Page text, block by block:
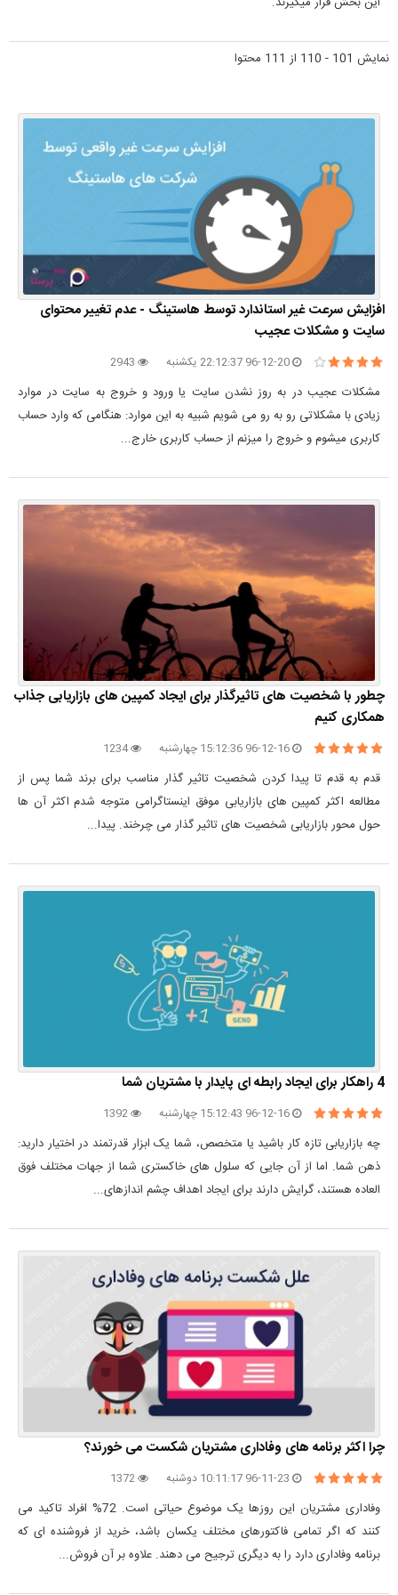
نمایش 101 - 110 از 111 محتوا
افزایش سرعت غیر استاندارد توسط هاستینگ - عدم تغییر محتوای
سایت و مشکلات عجیب
مشکلات عجیب در به روز نشدن سایت یا ورود و خروج به سایت در موارد
زیادی با مشکلاتی رو به رو می شویم شبیه به این موارد: هنگامی که وارد حساب
کاربری میشوم و خروج را میزنم از حساب کاربری خارج...
چطور با شخصیت های تاثیرگذار برای ایجاد کمپین های بازاریابی جذاب
همکاری کنیم
1234
قدم به قدم تا پیدا کردن شخصیت تاثیر گذار مناسب برای برند شما پس از
مطالعه اکثر کمپین های بازاریابی موفق اینستاگرامی متوجه شدم اکثر آن ها
حول محور بازاریابی شخصیت های تاثیر گذار می چرخند. پیدا...
4 راهکار برای ایجاد رابطه ای پایدار با مشتریان شما
چه بازاریابی تازه کار باشید یا متخصص، شما یک ابزار قدرتمند در اختیار دارید:
ذهن شما. اما از آن جایی که سلول های خاکستری شما از جهات مختلف فوق
العاده هستند، گرایش دارند برای ایجاد اهداف چشم اندازهای...
چرا اکثر برنامه های وفاداری مشتریان شکست می خورند؟
وفاداری مشتریان این روزها یک موضوع حیاتی است. 72% افراد تاکید می
کنند که اگر تمامی فاکتورهای مختلف یکسان باشد، خرید از فروشنده ای که
برنامه وفاداری دارد را به دیگری ترجیح می دهند. علاوه بر آن فروش...